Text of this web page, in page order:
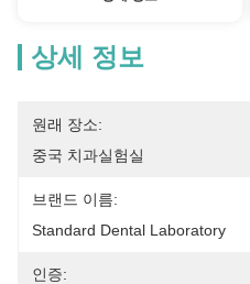
상세 정보
원래 장소:
중국 치과실험실
브랜드 이름:
Standard Dental Laboratory
인증: